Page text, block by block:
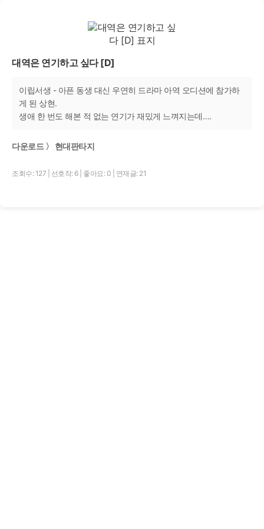
대역은 연기하고 싶다 [D]
이립서생 - 아픈 동생 대신 우연히 드라마 아역 오디션에 참가하
게 된 상현.
생애 한 번도 해본 적 없는 연기가 재밌게 느껴지는데….
다운로드 〉 현대판타지
조회수: 127 선호작: 6 좋아요: 0 연재글: 21